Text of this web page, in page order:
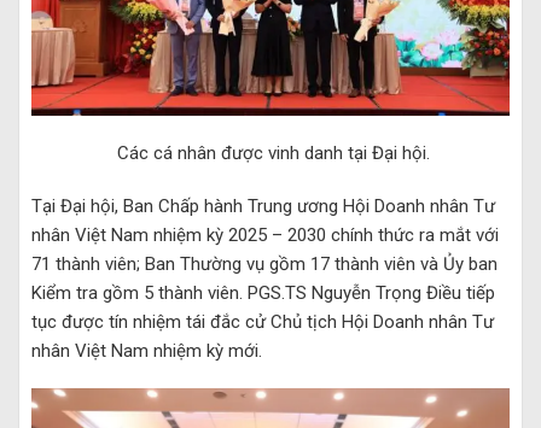
Các cá nhân được vinh danh tại Đại hội.
Tại Đại hội, Ban Chấp hành Trung ương Hội Doanh nhân Tư
nhân Việt Nam nhiệm kỳ 2025 – 2030 chính thức ra mắt với
71 thành viên; Ban Thường vụ gồm 17 thành viên và Ủy ban
Kiểm tra gồm 5 thành viên. PGS.TS Nguyễn Trọng Điều tiếp
tục được tín nhiệm tái đắc cử Chủ tịch Hội Doanh nhân Tư
nhân Việt Nam nhiệm kỳ mới.